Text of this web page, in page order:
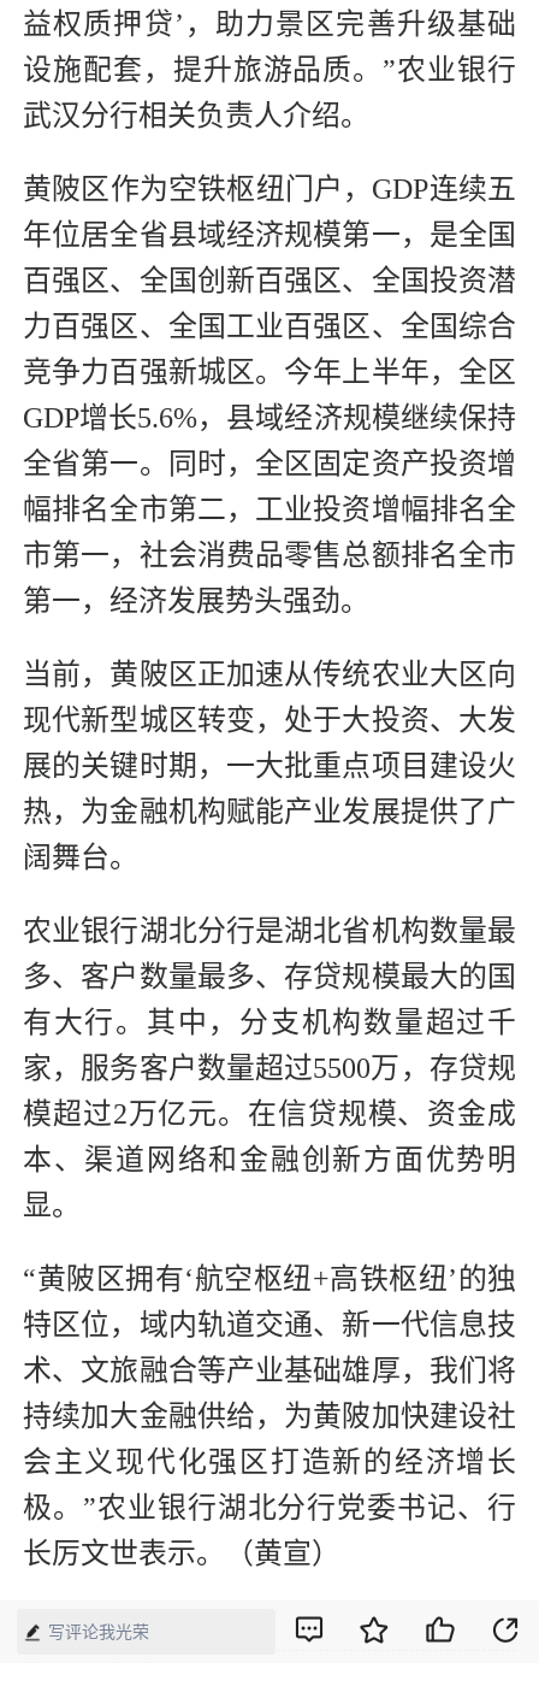
益权质押贷’，助力景区完善升级基础
设施配套，提升旅游品质。”农业银行
武汉分行相关负责人介绍。
黄陂区作为空铁枢纽门户，GDP连续五
年位居全省县域经济规模第一，是全国
百强区、全国创新百强区、全国投资潜
力百强区、全国工业百强区、全国综合
竞争力百强新城区。今年上半年，全区
GDP增长5.6%，县域经济规模继续保持
全省第一。同时，全区固定资产投资增
幅排名全市第二，工业投资增幅排名全
市第一，社会消费品零售总额排名全市
第一，经济发展势头强劲。
当前，黄陂区正加速从传统农业大区向
现代新型城区转变，处于大投资、大发
展的关键时期，一大批重点项目建设火
热，为金融机构赋能产业发展提供了广
阔舞台。
农业银行湖北分行是湖北省机构数量最
多、客户数量最多、存贷规模最大的国
有大行。其中，分支机构数量超过千
家，服务客户数量超过5500万，存贷规
模超过2万亿元。在信贷规模、资金成
本、渠道网络和金融创新方面优势明
显。
“黄陂区拥有‘航空枢纽+高铁枢纽’的独
特区位，域内轨道交通、新一代信息技
术、文旅融合等产业基础雄厚，我们将
持续加大金融供给，为黄陂加快建设社
会主义现代化强区打造新的经济增长
极。”农业银行湖北分行党委书记、行
长厉文世表示。（黄宣）
【来源】：经济网
写评论我光荣